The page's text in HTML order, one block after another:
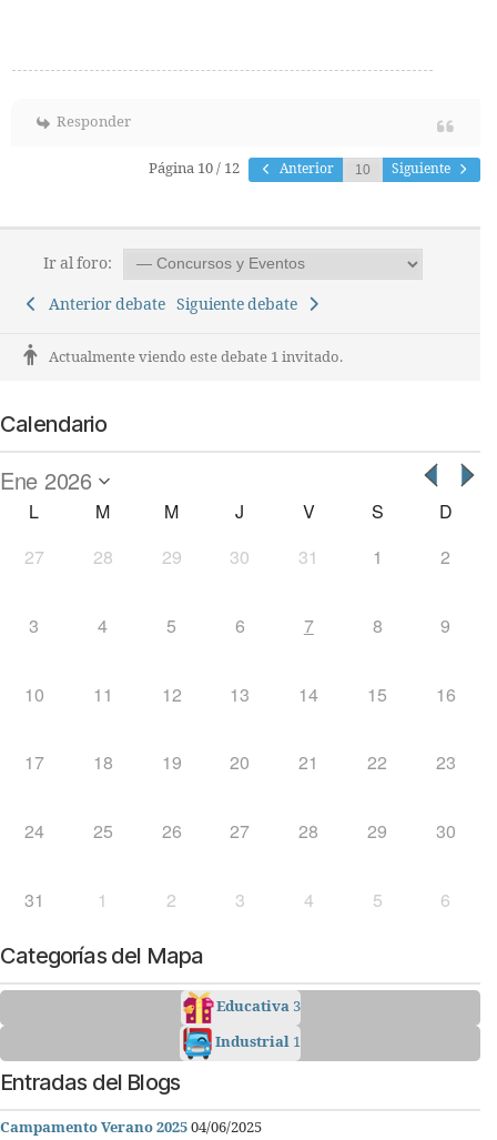
Responder
Página 10 / 12 Anterior Siguiente
Ir al foro:
Anterior debate Siguiente debate
Actualmente viendo este debate 1 invitado.
Calendario
L M M J V S
D
27
28 29 30 31 1 2
3 4 5 6 7 8 9
10 11 12 13 14 15 16
17 18 19 20 21 22 23
24 25 26 27 28 29 30
31 1 2 3 4 5 6
Categorías del Mapa
Educativa3
Industrial 1
Entradas del Blogs
Campamento Verano 202504/06/2025